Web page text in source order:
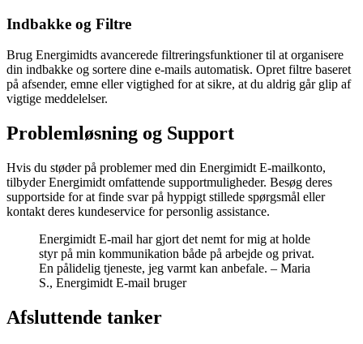
Indbakke og Filtre
Brug Energimidts avancerede filtreringsfunktioner til at organisere
din indbakke og sortere dine e-mails automatisk. Opret filtre baseret
på afsender, emne eller vigtighed for at sikre, at du aldrig går glip af
vigtige meddelelser.
Problemløsning og Support
Hvis du støder på problemer med din Energimidt E-mailkonto,
tilbyder Energimidt omfattende supportmuligheder. Besøg deres
supportside for at finde svar på hyppigt stillede spørgsmål eller
kontakt deres kundeservice for personlig assistance.
Energimidt E-mail har gjort det nemt for mig at holde
styr på min kommunikation både på arbejde og privat.
En pålidelig tjeneste, jeg varmt kan anbefale. – Maria
S., Energimidt E-mail bruger
Afsluttende tanker